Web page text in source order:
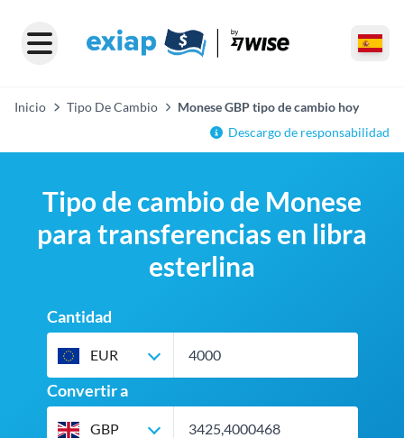
Inicio Tipo De Cambio
Monese GBP tipo de cambio hoy
Descargo de responsabilidad
Tipo de cambio de Monese
para transferencias en libra
esterlina
Cantidad
EUR
Convertir a
GBP